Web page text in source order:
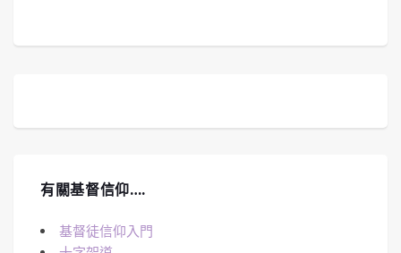
有關基督信仰….
基督徒信仰入門